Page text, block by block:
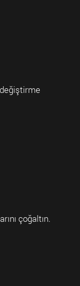
değiştirme
çoğaltın.